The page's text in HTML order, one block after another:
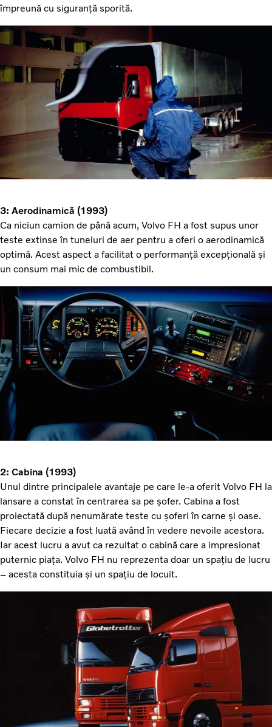
împreună cu siguranță sporită.
3: Aerodinamică (1993)
Ca niciun camion de până acum, Volvo FH a fost supus unor
teste extinse în tuneluri de aer pentru a oferi o aerodinamică
optimă. Acest aspect a facilitat o performanță excepțională și
un consum mai mic de combustibil.
2: Cabina (1993)
Unul dintre principalele avantaje pe care le-a oferit Volvo FH la
lansare a constat în centrarea sa pe șofer. Cabina a fost
proiectată după nenumărate teste cu șoferi în carne și oase.
Fiecare decizie a fost luată având în vedere nevoile acestora.
Iar acest lucru a avut ca rezultat o cabină care a impresionat
puternic piața. Volvo FH nu reprezenta doar un spațiu de lucru
– acesta constituia și un spațiu de locuit.